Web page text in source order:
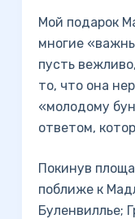
Мой подарок
многие
пусть
то, что она
«молодому
ответом,
Покинув
поближе к
Буленвиллье;